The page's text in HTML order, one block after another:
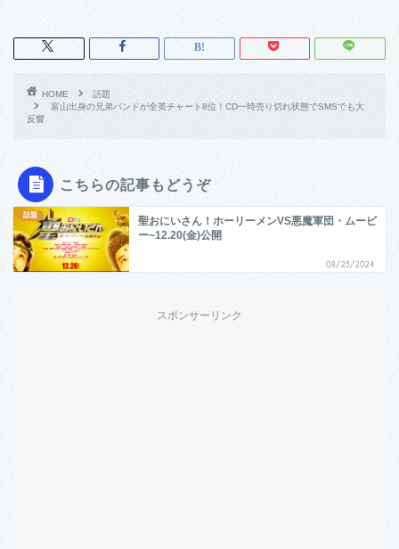
HOME
話題
富山出身の兄弟バンドが全英チャート8位！CD一時売り切れ状態でSMSでも大
反響
こちらの記事もどうぞ
話題
聖おにいさん！ホーリーメンVS悪魔軍団・ムービ
ー~12.20(金)公開
08/23/2024
スポンサーリンク